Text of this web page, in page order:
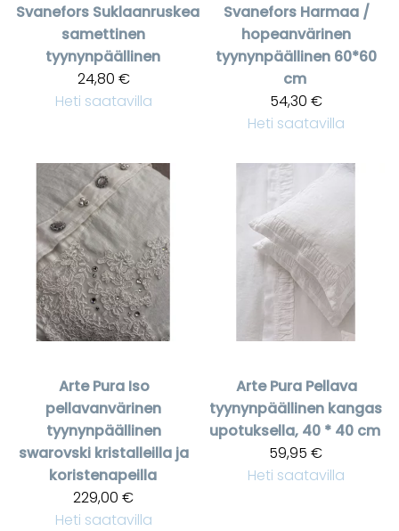
Svanefors Suklaanruskea
samettinen
tyynynpäällinen
24,80 €
Heti saatavilla
Svanefors Harmaa /
hopeanvärinen
tyynynpäällinen 60*60
cm
54,30 €
Heti saatavilla
Arte Pura Iso
pellavanvärinen
tyynynpäällinen
swarovski kristalleilla ja
koristenapeilla
229,00 €
Heti saatavilla
Arte Pura Pellava
tyynynpäällinen kangas
upotuksella, 40 * 40 cm
59,95 €
Heti saatavilla